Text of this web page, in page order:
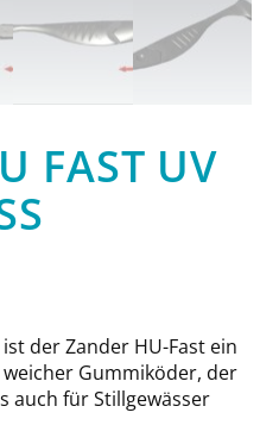
FAST UV
der Zander HU-Fast ein
Gummiköder, der
auch für Stillgewässer